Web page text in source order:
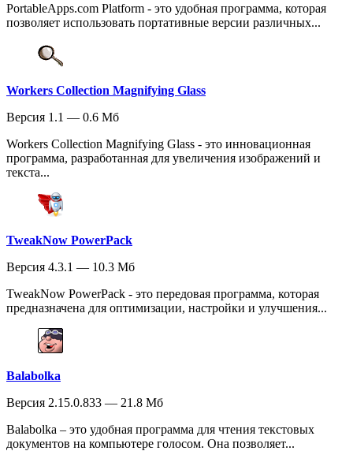
PortableApps.com Platform - это удобная программа, которая
позволяет использовать портативные версии различных...
Workers Collection Magnifying Glass
Версия 1.1 — 0.6 Мб
Workers Collection Magnifying Glass - это инновационная
программа, разработанная для увеличения изображений и
текста...
TweakNow PowerPack
Версия 4.3.1 — 10.3 Мб
TweakNow PowerPack - это передовая программа, которая
предназначена для оптимизации, настройки и улучшения...
Balabolka
Версия 2.15.0.833 — 21.8 Мб
Balabolka – это удобная программа для чтения текстовых
документов на компьютере голосом. Она позволяет...